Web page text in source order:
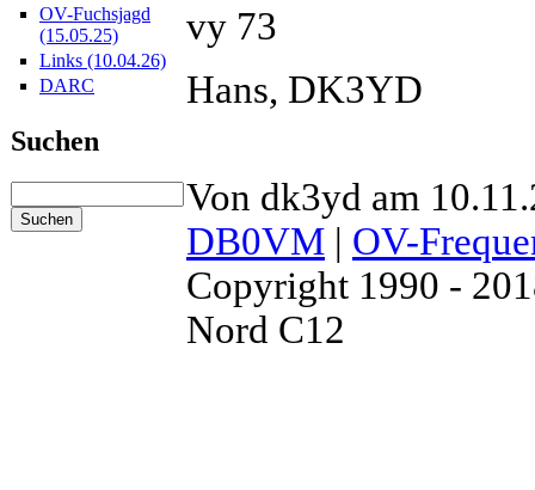
OV-Fuchsjagd
(15.05.25)
Links (10.04.26)
DARC
Suchen
vy 73
Hans, DK3YD
Von dk3yd am
DB0VM | OV-
Copyright 1990 -
Nord C12